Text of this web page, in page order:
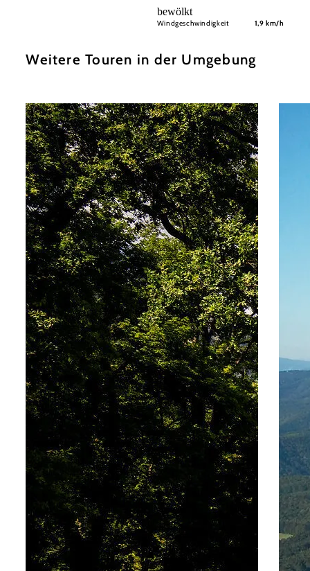
bewölkt
Windgeschwindigkeit 1,9 km/h
Weitere Touren in der Umgebung